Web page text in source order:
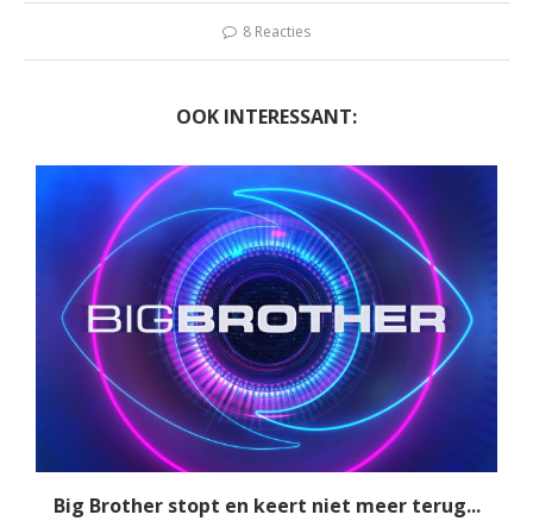
8 Reacties
OOK INTERESSANT:
Big Brother stopt en keert niet meer terug...